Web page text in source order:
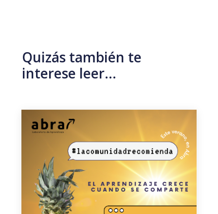
Quizás también te
interese leer…